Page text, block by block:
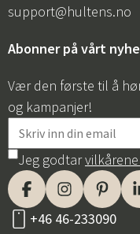
support@hultens.no
Abonner på vårt
Vær den første til å
og kampanjer!
Jeg godtar
+46 46-233090